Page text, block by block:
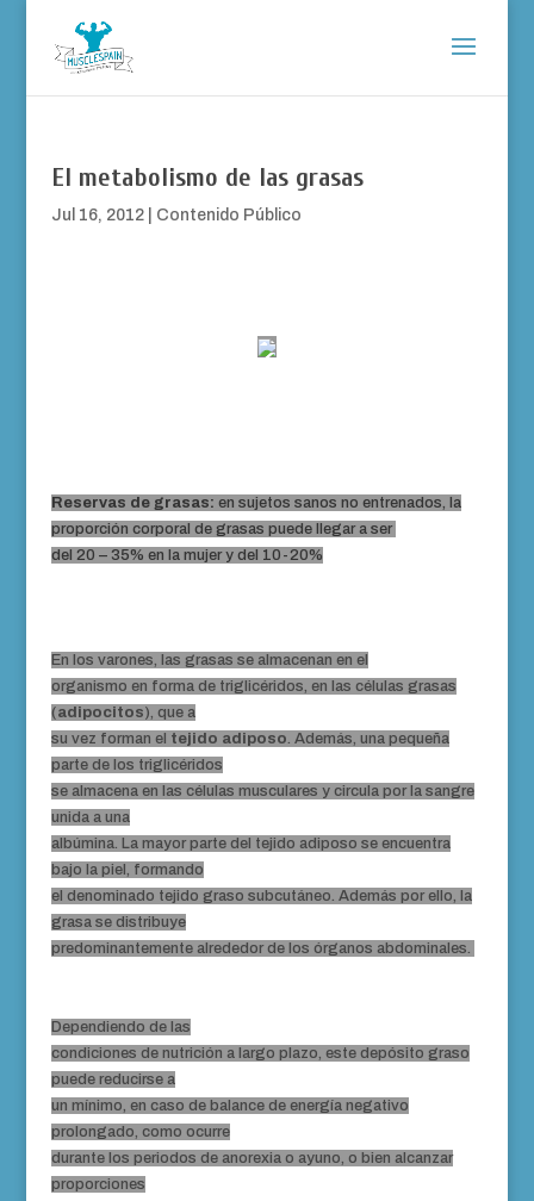
El metabolismo de las grasas
Jul 16, 2012| Contenido Público
Reservas de grasas: en sujetos sanos no entrenados, la
proporción corporal de grasas puede llegar a ser
del 20 – 35% en la mujer y del 10-20%
En los varones, las grasas se almacenan en el
organismo en forma de triglicéridos, en las células grasas
(adipocitos), que a
su vez forman el tejido adiposo. Además, una pequeña
parte de los triglicéridos
se almacena en las células musculares y circula por la sangre
unida a una
albúmina. La mayor parte del tejido adiposo se encuentra
bajo la piel, formando
el denominado tejido graso subcutáneo. Además por ello, la
grasa se distribuye
predominantemente alrededor de los órganos abdominales.
Dependiendo de las
condiciones de nutrición a largo plazo, este depósito graso
puede reducirse a
un mínimo, en caso de balance de energía negativo
prolongado, como ocurre
durante los periodos de anorexia o ayuno, o bien alcanzar
proporciones